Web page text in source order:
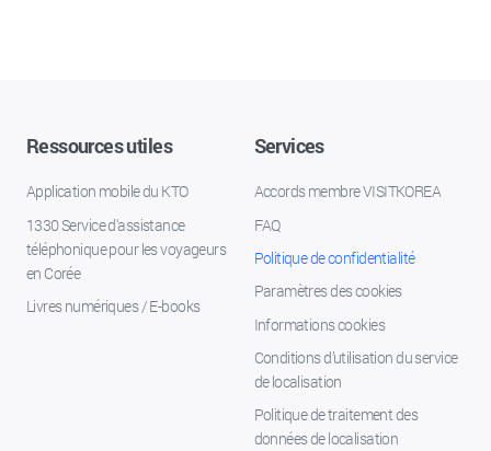
Ressources utiles
Application mobile du KTO
1330 Service d'assistance
téléphonique pour les voyageurs
en Corée
Livres numériques / E-books
Services
Accords membre VISITKOREA
FAQ
Politique de confidentialité
Paramètres des cookies
Informations cookies
Conditions d’utilisation du service
de localisation
Politique de traitement des
données de localisation